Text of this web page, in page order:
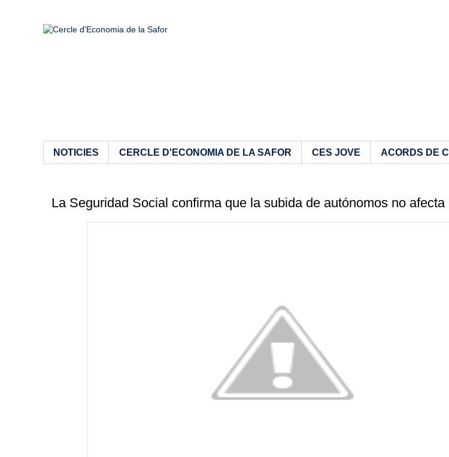
NOTICIES CERCLE D'ECONOMIA DE LA SAFOR CES JOVE ACORDS DE
La Seguridad Social confirma que la subida de autónomos no afecta